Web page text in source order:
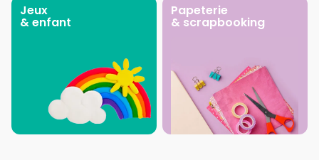
Jeux
& enfant
Papeterie
& scrapbooking